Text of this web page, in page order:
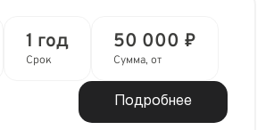
1 год
Срок
50 000 ₽
Сумма, от
Подробнее